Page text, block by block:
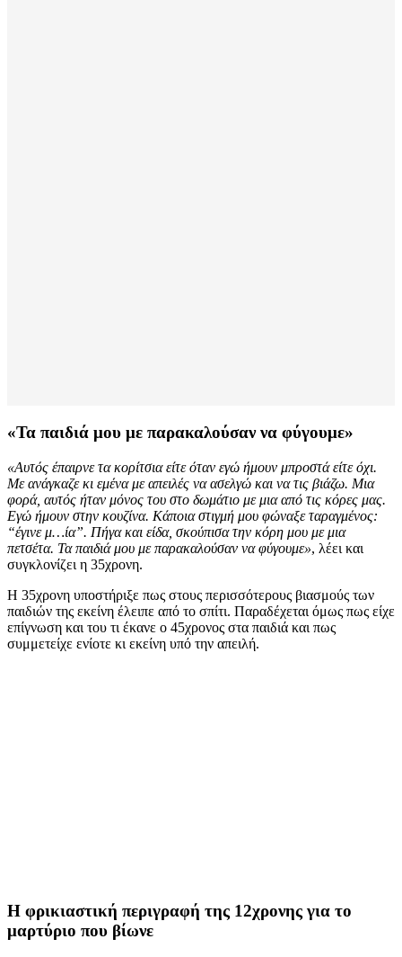
«Τα παιδιά μου με παρακαλούσαν να φύγουμε»
«Αυτός έπαιρνε τα κορίτσια είτε όταν εγώ ήμουν μπροστά είτε όχι.
Με ανάγκαζε κι εμένα με απειλές να ασελγώ και να τις βιάζω. Μια
φορά, αυτός ήταν μόνος του στο δωμάτιο με μια από τις κόρες μας.
Εγώ ήμουν στην κουζίνα. Κάποια στιγμή μου φώναξε ταραγμένος:
“έγινε μ…ία”. Πήγα και είδα, σκούπισα την κόρη μου με μια
πετσέτα. Τα παιδιά μου με παρακαλούσαν να φύγουμε», λέει και
συγκλονίζει η 35χρονη.
Η 35χρονη υποστήριξε πως στους περισσότερους βιασμούς των
παιδιών της εκείνη έλειπε από το σπίτι. Παραδέχεται όμως πως είχε
επίγνωση και του τι έκανε ο 45χρονος στα παιδιά και πως
συμμετείχε ενίοτε κι εκείνη υπό την απειλή.
Η φρικιαστική περιγραφή της 12χρονης για το
μαρτύριο που βίωνε